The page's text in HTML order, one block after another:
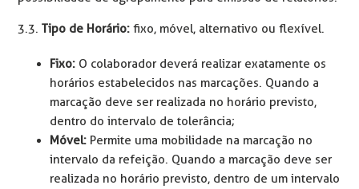
3.3.Tipo de Horário:fixo, móvel, alternativo ou flexível.
Fixo: O colaborador deverá realizar exatamente os
horários estabelecidos nas marcações. Quando a
marcação deve ser realizada no horário previsto,
dentro do intervalo de tolerância;
Móvel: Permite uma mobilidade na marcação no
intervalo da refeição. Quando a marcação deve ser
realizada no horário previsto, dentro de um intervalo